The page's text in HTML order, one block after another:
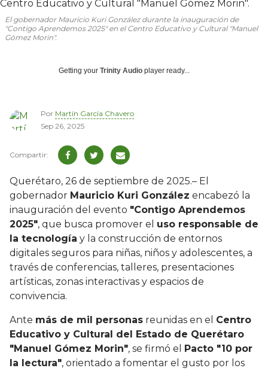
El gobernador Mauricio Kuri González durante la inauguración de
"Contigo Aprendemos 2025" en el Centro Educativo y Cultural "Manuel
Gómez Morin".
Getting your Trinity Audio player ready...
Por Martín García Chavero
Sep 26, 2025
Querétaro, 26 de septiembre de 2025.– El
gobernador Mauricio Kuri González encabezó la
inauguración del evento "Contigo Aprendemos
2025", que busca promover el uso responsable de
la tecnología y la construcción de entornos
digitales seguros para niñas, niños y adolescentes, a
través de conferencias, talleres, presentaciones
artísticas, zonas interactivas y espacios de
convivencia.
Ante más de mil personas reunidas en el Centro
Educativo y Cultural del Estado de Querétaro
"Manuel Gómez Morin", se firmó el
Pacto "10 por
la lectura", orientado a fomentar el gusto por los